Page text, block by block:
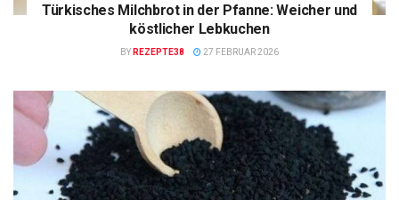
Türkisches Milchbrot in der Pfanne: Weicher und
köstlicher Lebkuchen
BY REZEPTE38 27 FEBRUAR 2026